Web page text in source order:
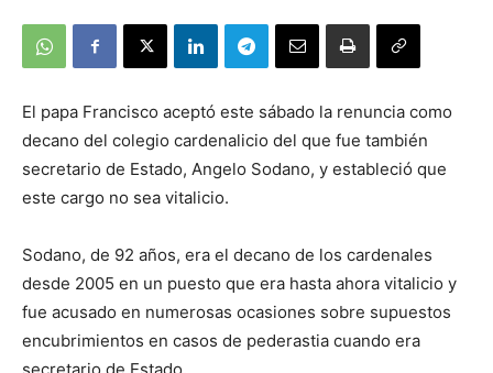
El papa Francisco aceptó este sábado la renuncia como
decano del colegio cardenalicio del que fue también
secretario de Estado, Angelo Sodano, y estableció que
este cargo no sea vitalicio.
Sodano, de 92 años, era el decano de los cardenales
desde 2005 en un puesto que era hasta ahora vitalicio y
fue acusado en numerosas ocasiones sobre supuestos
encubrimientos en casos de pederastia cuando era